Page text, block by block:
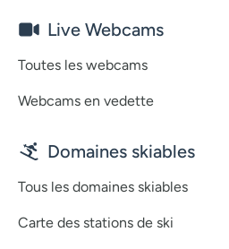
Live Webcams
Toutes les webcams
Webcams en vedette
Domaines skiables
Tous les domaines skiables
Carte des stations de ski